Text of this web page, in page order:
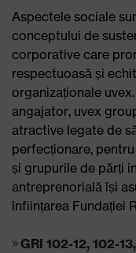
Aspectele sociale
conceptului de
corporative care
respectuoasă și
organizaționale
angajator, uvex
atractive legate de
perfecționare,
și grupurile de părți
antreprenorială își
înființarea Fundației
GRI 102-12, 102-